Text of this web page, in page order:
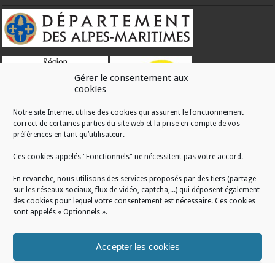
Gérer le consentement aux
cookies
Notre site Internet utilise des cookies qui assurent le fonctionnement
correct de certaines parties du site web et la prise en compte de vos
préférences en tant qu’utilisateur.
Ces cookies appelés "Fonctionnels" ne nécessitent pas votre accord.
En revanche, nous utilisons des services proposés par des tiers (partage
sur les réseaux sociaux, flux de vidéo, captcha,...) qui déposent également
des cookies pour lequel votre consentement est nécessaire. Ces cookies
sont appelés « Optionnels ».
Accepter les cookies
RÉALISATION